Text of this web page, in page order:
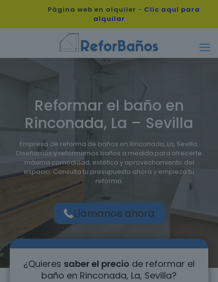
Página web en alquiler - Clic aquí para
alquilar
Reformar el baño en
Rinconada, La – Sevilla
Empresa de reforma de baños en Rinconada, La, Sevilla.
Diseñamos y reformamos baños a medida para ofrecerte
máxima comodidad, estética y aprovechamiento del
espacio. Consulta tu presupuesto ahora y empieza tu
reforma.
Llámanos ahora
¿Quieres saber el precio de reformar el
baño en Rinconada, La, Sevilla?